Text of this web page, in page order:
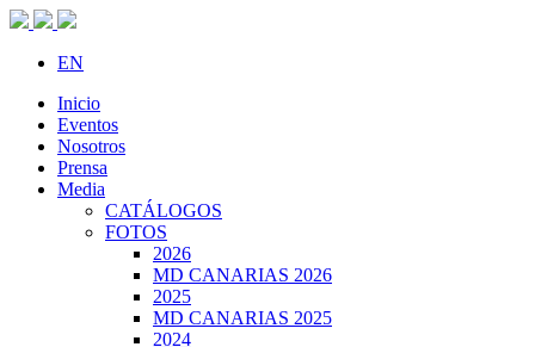
EN
Inicio
Eventos
Nosotros
Prensa
Media
CATÁLOGOS
FOTOS
2026
MD CANARIAS 2026
2025
MD CANARIAS 2025
2024